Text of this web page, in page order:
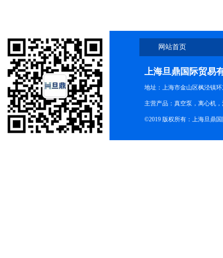
网站首页
上海旦鼎国际贸易
地址：上海市金山区枫泾镇
主营产品：真空泵，离心机
©2019 版权所有：上海旦鼎